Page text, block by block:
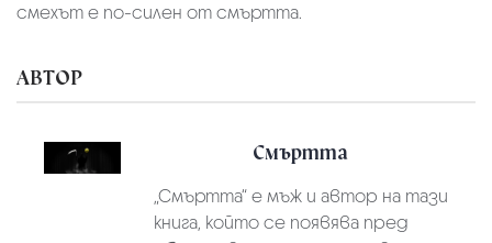
смехът е по-силен от смъртта.
АВТОР
Смъртта
„Смъртта“ е мъж и автор на тази
книга, който се появява пред